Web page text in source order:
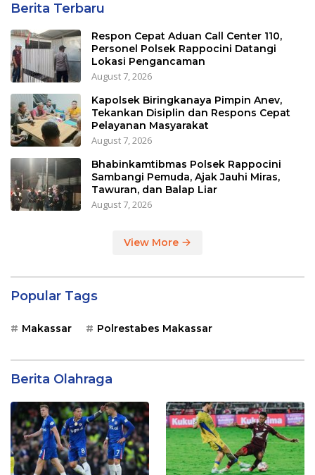
Berita Terbaru
Respon Cepat Aduan Call Center 110,
Personel Polsek Rappocini Datangi
Lokasi Pengancaman
August 7, 2026
Kapolsek Biringkanaya Pimpin Anev,
Tekankan Disiplin dan Respons Cepat
Pelayanan Masyarakat
August 7, 2026
Bhabinkamtibmas Polsek Rappocini
Sambangi Pemuda, Ajak Jauhi Miras,
Tawuran, dan Balap Liar
August 7, 2026
View More
Popular Tags
Makassar Polrestabes Makassar
Berita Olahraga